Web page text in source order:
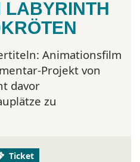
LABYRINTH
Animationsfilm
Projekt von
davor
zu
Ticket